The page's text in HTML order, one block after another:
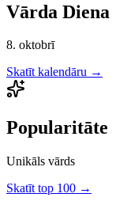
Vārda Diena
8. oktobrī
Skatīt kalendāru →
Popularitāte
Unikāls vārds
Skatīt top 100 →